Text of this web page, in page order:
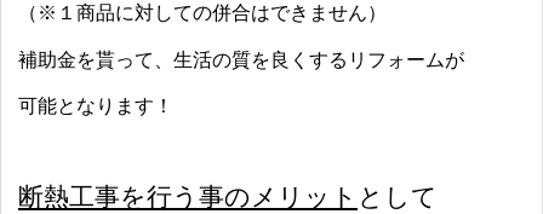
（※１商品に対しての併合はできません）
補助金を貰って、生活の質を良くするリフォームが
可能となります！
断熱工事を行う事のメリット として